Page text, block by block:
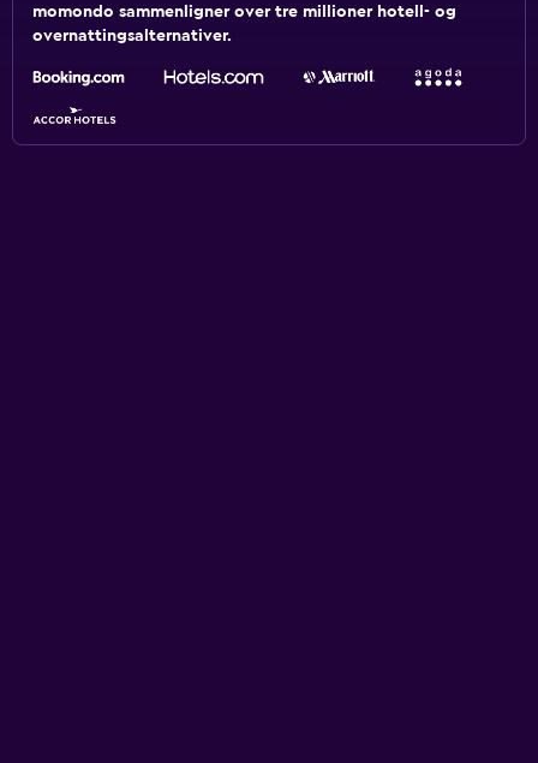
momondo sammenligner over tre millioner hotell- og
overnattingsalternativer.